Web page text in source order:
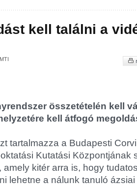
kell találni a
összetételén kell
kell átfogó
tartalmazza a Budapesti
Kutatási Központjának
amely kitér arra is, hogy
lehetne a nálunk tanuló